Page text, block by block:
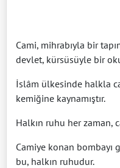
Cami, mihrabıyla bir
devlet, kürsüsüyle bir
İslâm ülkesinde halkla
kemiğine kaynamıştır.
Halkın ruhu her zaman,
Camiye konan bombayı
bu, halkın ruhudur.